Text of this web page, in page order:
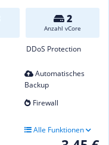
2
Anzahl vCore
DDoS Protection
Automatisches
Backup
Firewall
Alle Funktionen